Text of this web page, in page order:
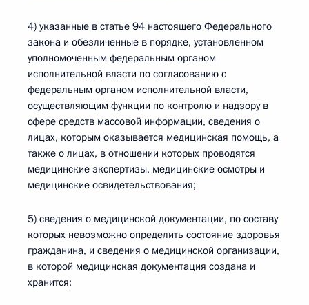
4) указанные в статье 94 настоящего Федерального
закона и обезличенные в порядке, установленном
уполномоченным федеральным органом
исполнительной власти по согласованию с
федеральным органом исполнительной власти,
осуществляющим функции по контролю и надзору в
сфере средств массовой информации, сведения о
лицах, которым оказывается медицинская помощь, а
также о лицах, в отношении которых проводятся
медицинские экспертизы, медицинские осмотры и
медицинские освидетельствования;
5) сведения о медицинской документации, по составу
которых невозможно определить состояние здоровья
гражданина, и сведения о медицинской организации,
в которой медицинская документация создана и
хранится;